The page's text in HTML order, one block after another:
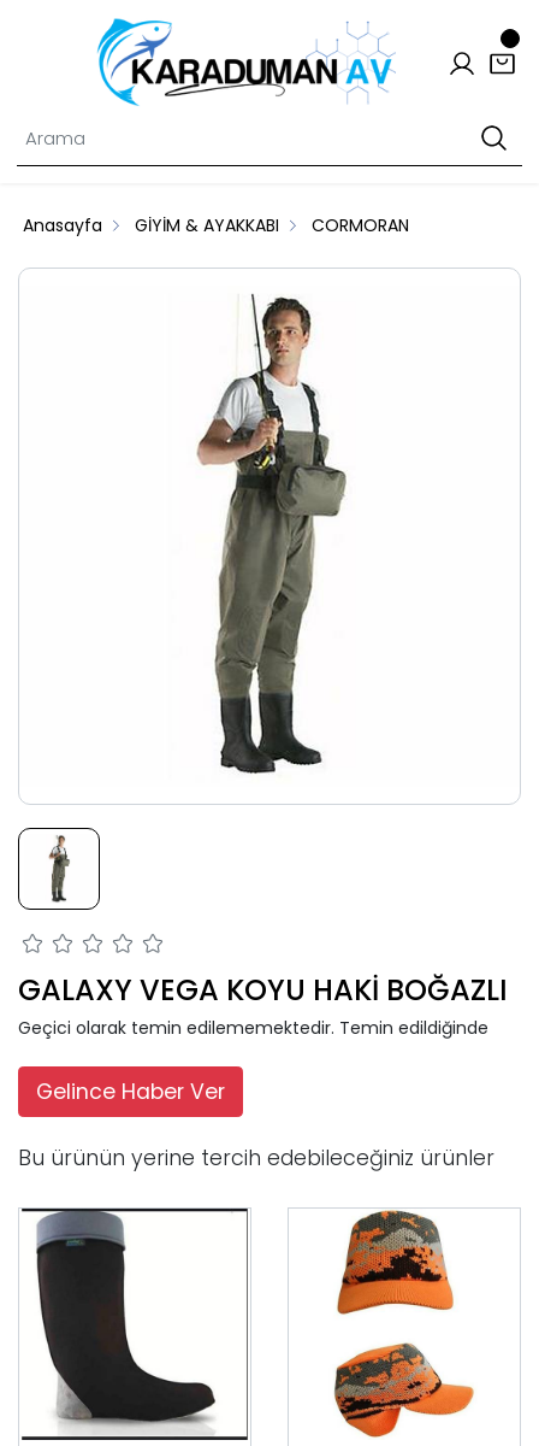
Anasayfa GİYİM & AYAKKABI CORMORAN
GALAXY VEGA KOYU HAKİ BOĞAZLI
Geçici olarak temin edilememektedir. Temin edildiğinde
Gelince Haber Ver
Bu ürünün yerine tercih edebileceğiniz ürünler